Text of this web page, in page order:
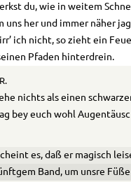
du, wie in weitem
uns her und immer näher
ich nicht, so zieht ein
Pfaden hinterdrein.
nichts als einen
bey euch wohl
es, daß er magisch
Band, um unsre